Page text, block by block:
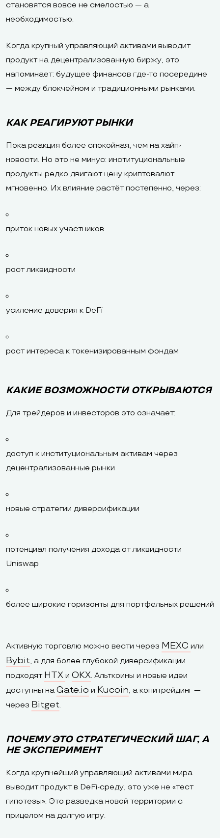
становятся вовсе не смелостью — а
необходимостью.
Когда крупный управляющий активами выводит
продукт на децентрализованную биржу, это
напоминает: будущее финансов где-то посередине
— между блокчейном и традиционными рынками.
КАК РЕАГИРУЮТ РЫНКИ
Пока реакция более спокойная, чем на хайп-
новости. Но это не минус: институциональные
продукты редко двигают цену криптовалют
мгновенно. Их влияние растёт постепенно, через:
приток новых участников
рост ликвидности
усиление доверия к DeFi
рост интереса к токенизированным фондам
КАКИЕ ВОЗМОЖНОСТИ ОТКРЫВАЮТСЯ
Для трейдеров и инвесторов это означает:
доступ к институциональным активам через
децентрализованные рынки
новые стратегии диверсификации
потенциал получения дохода от ликвидности
Uniswap
более широкие горизонты для портфельных решений
Активную торговлю можно вести через MEXC или
Bybit, а для более глубокой диверсификации
подходят HTX и OKX. Альткоины и новые идеи
доступны наGate.io и Kucoin, а копитрейдинг —
через Bitget.
ПОЧЕМУ ЭТО СТРАТЕГИЧЕСКИЙ ШАГ, А
НЕ ЭКСПЕРИМЕНТ
Когда крупнейший управляющий активами мира
выводит продукт в DeFi-среду, это уже не «тест
гипотезы». Это разведка новой территории с
прицелом на долгую игру.